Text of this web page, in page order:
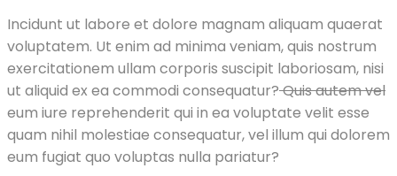
Incidunt ut labore et dolore magnam aliquam quaerat
voluptatem. Ut enim ad minima veniam, quis nostrum
exercitationem ullam corporis suscipit laboriosam, nisi
ut aliquid ex ea commodi consequatur?Quis autem vel
eum iure reprehenderit qui in ea voluptate velit esse
quam nihil molestiae consequatur, vel illum qui dolorem
eum fugiat quo voluptas nulla pariatur?